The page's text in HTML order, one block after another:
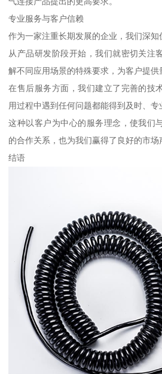
专业服务与客户信赖
作为一家注重长期发展的企业，我们深知
从产品研发阶段开始，我们就密切关注
解不同应用场景的特殊要求，为客户提供
在售后服务方面，我们建立了完善的技
用过程中遇到任何问题都能得到及时、专
这种以客户为中心的服务理念，使我们
的合作关系，也为我们赢得了良好的市场
结语